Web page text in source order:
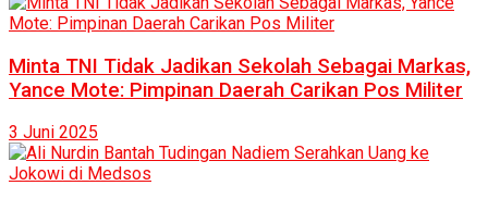
Minta TNI Tidak Jadikan Sekolah Sebagai Markas,
Yance Mote: Pimpinan Daerah Carikan Pos Militer
3 Juni 2025